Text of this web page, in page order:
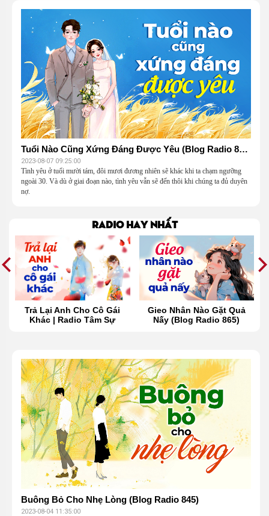
Tuổi Nào Cũng Xứng Đáng Được Yêu (Blog Radio 847)
2023-08-07 09:25:00
Tình yêu ở tuổi mười tám, đôi mươi đương nhiên sẽ khác khi ta chạm ngưỡng
ngoài 30. Và dù ở giai đoạn nào, tình yêu vẫn sẽ đến thôi khi chúng ta đủ duyên
nợ.
Radio hay nhất
Trả Lại Anh Cho Cô Gái
Khác | Radio Tâm Sự
Gieo Nhân Nào Gặt Quả
Nấy (Blog Radio 865)
Buông Bỏ Cho Nhẹ Lòng (Blog Radio 845)
2023-08-04 11:35:00